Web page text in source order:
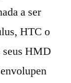
a ser
HTC o
seus HMD